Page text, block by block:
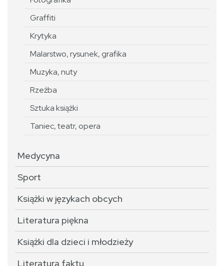
Graffiti
Krytyka
Malarstwo, rysunek, grafika
Muzyka, nuty
Rzeźba
Sztuka książki
Taniec, teatr, opera
Medycyna
Sport
Książki w językach obcych
Literatura piękna
Książki dla dzieci i młodzieży
Literatura faktu